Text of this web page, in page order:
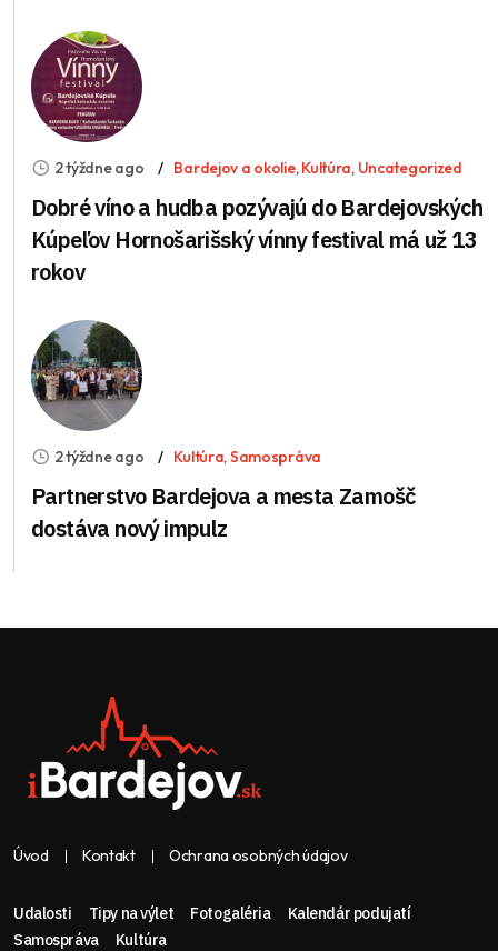
2 týždne ago Bardejov a okolie,Kultúra, Uncategorized
Dobré víno a hudba pozývajú do Bardejovských
Kúpeľov Hornošarišský vínny festival má už 13
rokov
2 týždne ago Kultúra,Samospráva
Partnerstvo Bardejova a mesta Zamošč
dostáva nový impulz
Úvod Kontakt Ochrana osobných údajov
Udalosti Tipy na výlet Fotogaléria
Kalendár podujatí
Samospráva
Kultúra